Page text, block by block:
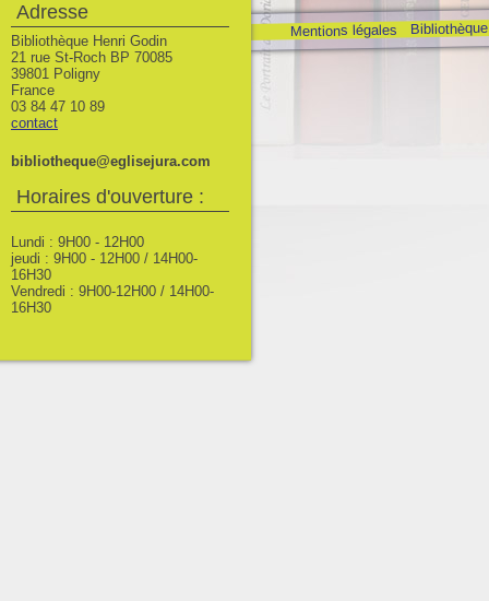
Mentions légales
Adresse
Bibliothèque Henri Godin
21 rue St-Roch BP 70085
39801 Poligny
France
03 84 47 10 89
contact
bibliotheque@eglisejura.com
Horaires d'ouverture :
Lundi : 9H00 - 12H00
jeudi : 9H00 - 12H00 / 14H00-
16H30
Vendredi : 9H00-12H00 / 14H00-
16H30